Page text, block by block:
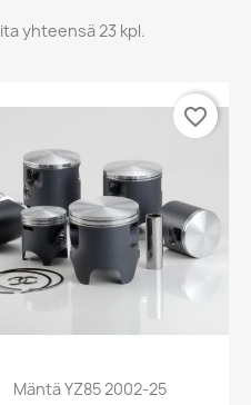
yhteensä 23 kpl.
Pikakatselu
Mäntä YZ85 2002-25
favorite_border